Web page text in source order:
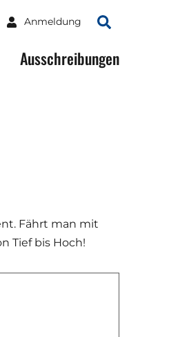
Anmeldung
Suchen
Ausschreibungen
Fährt man mit
Tief bis Hoch!